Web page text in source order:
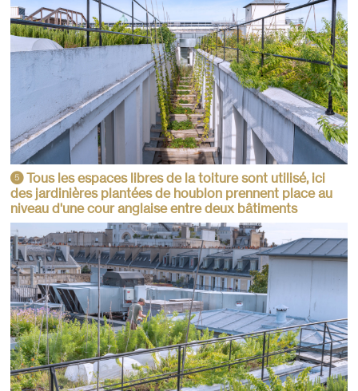
5Tous les espaces libres de la toiture sont utilisé, ici
des jardinières plantées de houblon prennent place au
niveau d'une cour anglaise entre deux bâtiments